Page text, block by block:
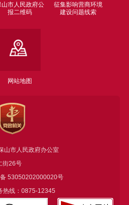
山市人民政府公
报二维码
征集影响营商环境
建设问题线索
网站地图
山市人民政府办公室
街26号
53050202000020号
热线：0875-12345